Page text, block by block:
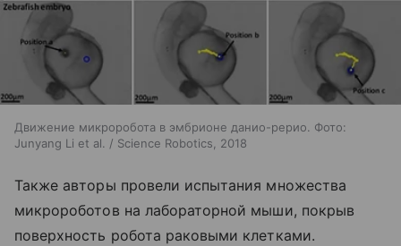
Движение микроробота в эмбрионе данио-рерио. Фото:
Junyang Li et al. / Science Robotics, 2018
Также авторы провели испытания множества
микророботов на лабораторной мыши, покрыв
поверхность робота раковыми клетками.